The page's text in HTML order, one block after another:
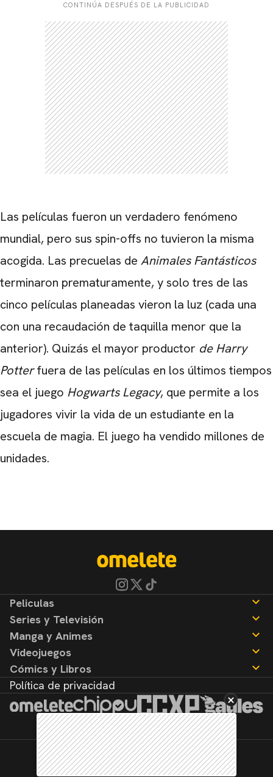
CONTINÚA DESPUÉS DE LA PUBLICIDAD
Las películas fueron un verdadero fenómeno
mundial, pero sus spin-offs no tuvieron la misma
acogida. Las precuelas de Animales Fantásticos
terminaron prematuramente, y solo tres de las
cinco películas planeadas vieron la luz (cada una
con una recaudación de taquilla menor que la
anterior). Quizás el mayor productor de Harry
Potterfuera de las películas en los últimos tiempos
sea el juego Hogwarts Legacy, que permite a los
jugadores vivir la vida de un estudiante en la
escuela de magia. El juego ha vendido millones de
unidades.
Peliculas
Noticias
Reseñas
Series y Televisión
Noticias
Reseñas
Manga y Animes
Noticias
Reseñas
Videojuegos
Noticias
Reseñas
Cómics y Libros
Noticias
Reseñas
Política de privacidad
©2026. Todos los derechos reservados.